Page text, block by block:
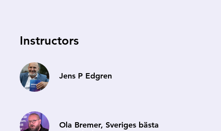
Instructors
Jens P Edgren
Ola Bremer, Sveriges bästa